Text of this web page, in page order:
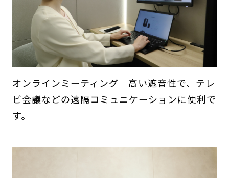
オンラインミーティング 高い遮音性で、テレ
ビ会議などの遠隔コミュニケーションに便利で
す。